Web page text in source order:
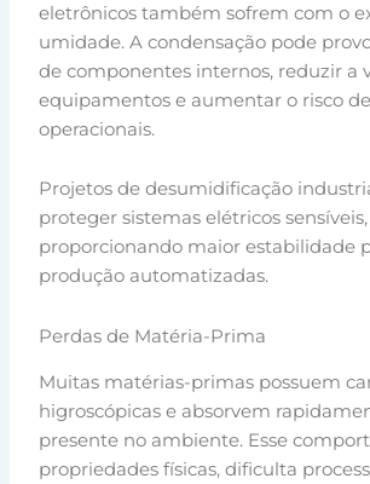
eletrônicos também sofrem com o
umidade. A condensação pode
de componentes internos, reduzir a
equipamentos e aumentar o risco
operacionais.
Projetos de desumidificação
proteger sistemas elétricos sensíveis,
proporcionando maior estabilidade
produção automatizadas.
Perdas de Matéria-Prima
Muitas matérias-primas possuem
higroscópicas e absorvem
presente no ambiente. Esse
propriedades físicas, dificulta